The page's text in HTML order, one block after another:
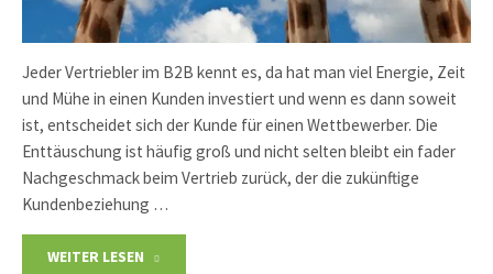
Jeder Vertriebler im B2B kennt es, da hat man viel Energie, Zeit
und Mühe in einen Kunden investiert und wenn es dann soweit
ist, entscheidet sich der Kunde für einen Wettbewerber. Die
Enttäuschung ist häufig groß und nicht selten bleibt ein fader
Nachgeschmack beim Vertrieb zurück, der die zukünftige
Kundenbeziehung …
WEITER LESEN